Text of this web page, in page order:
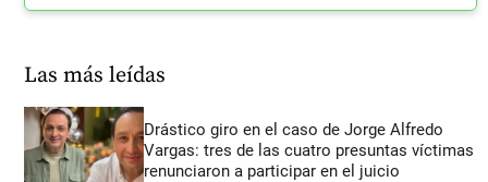
Las más leídas
Drástico giro en el caso de Jorge Alfredo
Vargas: tres de las cuatro presuntas víctimas
renunciaron a participar en el juicio